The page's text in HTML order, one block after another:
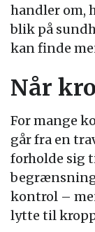
handler om,
blik på
kan finde
Når
For mange
går fra en
forholde sig
kontrol –
lytte til